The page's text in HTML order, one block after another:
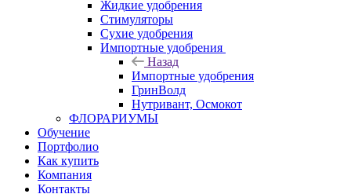
Жидкие удобрения
Стимуляторы
Сухие удобрения
Импортные удобрения
Назад
Импортные удобрения
ГринВолд
Нутривант, Осмокот
ФЛОРАРИУМЫ
Обучение
Портфолио
Как купить
Компания
Контакты